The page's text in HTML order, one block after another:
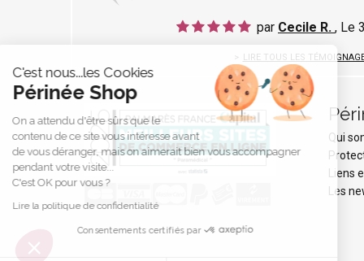
par Cecile R. , Le
LIRE TOUS LES
Qui
Liens
Les
C'est nous...les Cookies
Périnée Shop
On a attendu d'être sûrs que le
contenu de ce site vous intéresse avant
de vous déranger, mais on aimerait bien vous accompagner
pendant votre visite...
C'est OK pour vous ?
Lire la politique de confidentialité
Consentements certifiés par